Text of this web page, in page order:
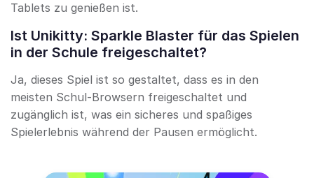
Tablets zu genießen ist.
Ist Unikitty: Sparkle Blaster für das Spielen
in der Schule freigeschaltet?
Ja, dieses Spiel ist so gestaltet, dass es in den
meisten Schul-Browsern freigeschaltet und
zugänglich ist, was ein sicheres und spaßiges
Spielerlebnis während der Pausen ermöglicht.